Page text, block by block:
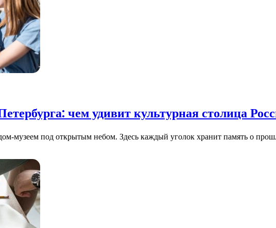
чем удивит культурная столица
музеем под открытым небом. Здесь каждый уголок хранит память о